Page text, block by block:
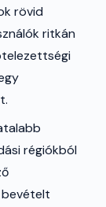
rövid
ritkán
régiókból
bevételt